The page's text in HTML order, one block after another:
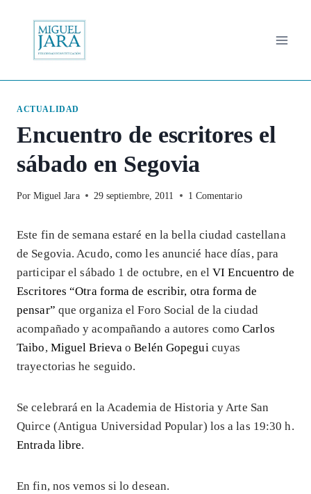
contenido
ACTUALIDAD
Encuentro de escritores el
sábado en Segovia
Por Miguel Jara 29 septiembre, 2011 1 Comentario
Este fin de semana estaré en la bella ciudad castellana
de Segovia. Acudo, como les anuncié hace días, para
participar el sábado 1 de octubre, en elVI Encuentro de
Escritores “Otra forma de escribir, otra forma de
pensar” que organiza el Foro Social de la ciudad
acompañado y acompañando a autores comoCarlos
Taibo, Miguel Brieva oBelén Gopegui cuyas
trayectorias he seguido.
Se celebrará en la Academia de Historia y Arte San
Quirce (Antigua Universidad Popular) los a las 19:30 h.
Entrada libre.
En fin, nos vemos si lo desean.